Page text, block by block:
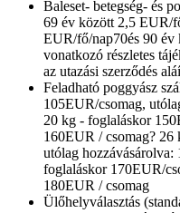
Baleset- betegség- és
69 év között 2,5 EUR/
EUR/fő/nap70és 90
vonatkozó részletes
az utazási szerződés
Feladható poggyász
105EUR/csomag,
20 kg - foglaláskor
160EUR / csomag?
utólag
foglaláskor 170EUR/
180EUR / csomag
Ülőhelyválasztás